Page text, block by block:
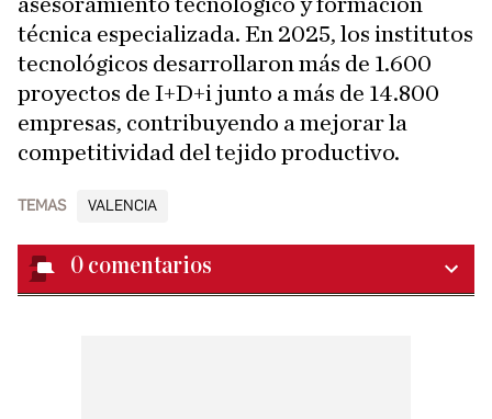
técnica especializada. En 2025, los institutos
tecnológicos desarrollaron más de 1.600
proyectos de I+D+i junto a más de 14.800
empresas, contribuyendo a mejorar la
competitividad del tejido productivo.
TEMAS VALENCIA
0 comentarios